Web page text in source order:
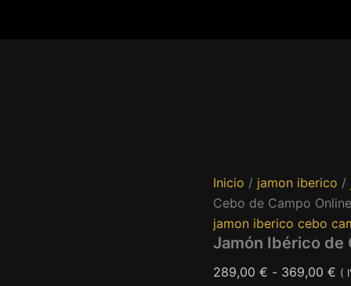
Inicio / jamon iberico /
Cebo de Campo Online
jamon iberico cebo
Jamón Ibérico de
289,00 € - 369,00 € (